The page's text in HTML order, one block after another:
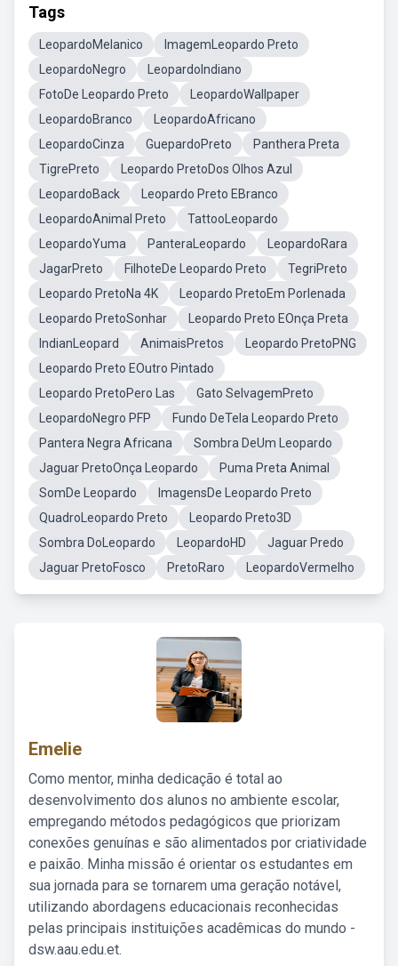
Tags
LeopardoMelanico
ImagemLeopardo Preto
LeopardoNegro
LeopardoIndiano
FotoDe Leopardo Preto
LeopardoWallpaper
LeopardoBranco
LeopardoAfricano
LeopardoCinza
GuepardoPreto
Panthera Preta
TigrePreto
Leopardo PretoDos Olhos Azul
LeopardoBack
Leopardo Preto EBranco
LeopardoAnimal Preto
TattooLeopardo
LeopardoYuma
PanteraLeopardo
LeopardoRara
JagarPreto
FilhoteDe Leopardo Preto
TegriPreto
Leopardo PretoNa 4K
Leopardo PretoEm Porlenada
Leopardo PretoSonhar
Leopardo Preto EOnça Preta
IndianLeopard
AnimaisPretos
Leopardo PretoPNG
Leopardo Preto EOutro Pintado
Leopardo PretoPero Las
Gato SelvagemPreto
LeopardoNegro PFP
Fundo DeTela Leopardo Preto
Pantera Negra Africana
Sombra DeUm Leopardo
Jaguar PretoOnça Leopardo
Puma Preta Animal
SomDe Leopardo
ImagensDe Leopardo Preto
QuadroLeopardo Preto
Leopardo Preto3D
Sombra DoLeopardo
LeopardoHD
Jaguar Predo
Jaguar PretoFosco
PretoRaro LeopardoVermelho
Emelie
Como mentor, minha dedicação é total ao
desenvolvimento dos alunos no ambiente escolar,
empregando métodos pedagógicos que priorizam
conexões genuínas e são alimentados por criatividade
e paixão. Minha missão é orientar os estudantes em
sua jornada para se tornarem uma geração notável,
utilizando abordagens educacionais reconhecidas
pelas principais instituições acadêmicas do mundo -
dsw.aau.edu.et.